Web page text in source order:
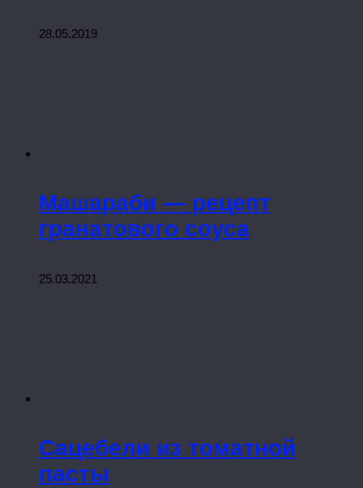
28.05.2019
Машараби — рецепт
гранатового соуса
25.03.2021
Сацебели из томатной
пасты